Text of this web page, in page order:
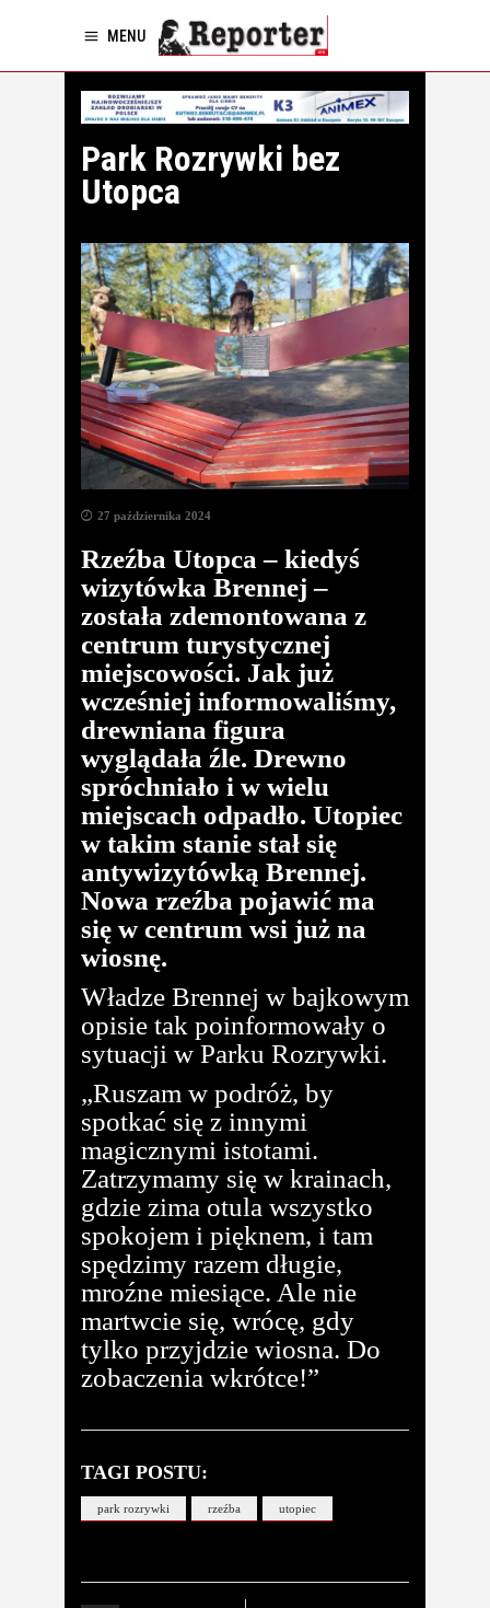
MENU
Park Rozrywki bez
Utopca
27 października 2024
Rzeźba Utopca – kiedyś
wizytówka Brennej –
została zdemontowana z
centrum turystycznej
miejscowości. Jak już
wcześniej informowaliśmy,
drewniana figura
wyglądała źle. Drewno
spróchniało i w wielu
miejscach odpadło. Utopiec
w takim stanie stał się
antywizytówką Brennej.
Nowa rzeźba pojawić ma
się w centrum wsi już na
wiosnę.
Władze Brennej w bajkowym
opisie tak poinformowały o
sytuacji w Parku Rozrywki.
„Ruszam w podróż, by
spotkać się z innymi
magicznymi istotami.
Zatrzymamy się w krainach,
gdzie zima otula wszystko
spokojem i pięknem, i tam
spędzimy razem długie,
mroźne miesiące. Ale nie
martwcie się, wrócę, gdy
tylko przyjdzie wiosna. Do
zobaczenia wkrótce!”
TAGI POSTU:
park rozrywki rzeźba utopiec